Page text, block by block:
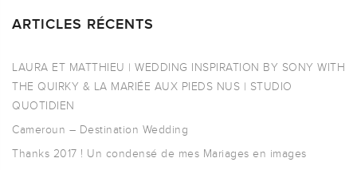
ARTICLES RÉCENTS
LAURA ET MATTHIEU | WEDDING INSPIRATION BY SONY WITH
THE QUIRKY & LA MARIÉE AUX PIEDS NUS | STUDIO
QUOTIDIEN
Cameroun – Destination Wedding
Thanks 2017 ! Un condensé de mes Mariages en images